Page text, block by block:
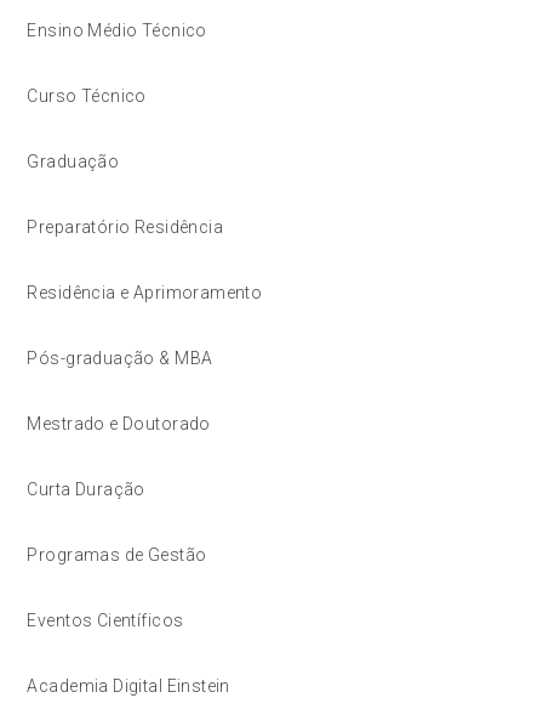
Ensino Médio Técnico
Curso Técnico
Graduação
Preparatório Residência
Residência e Aprimoramento
Pós-graduação & MBA
Mestrado e Doutorado
Curta Duração
Programas de Gestão
Eventos Científicos
Academia Digital Einstein